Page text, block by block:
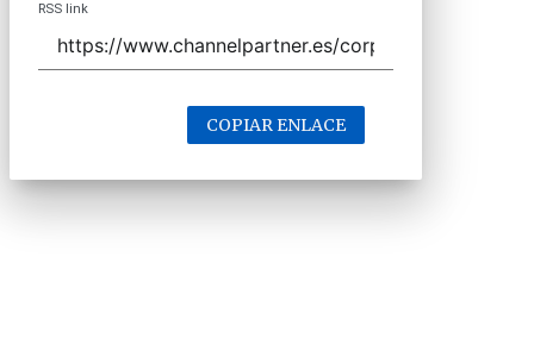
RSS link
COPIAR ENLACE